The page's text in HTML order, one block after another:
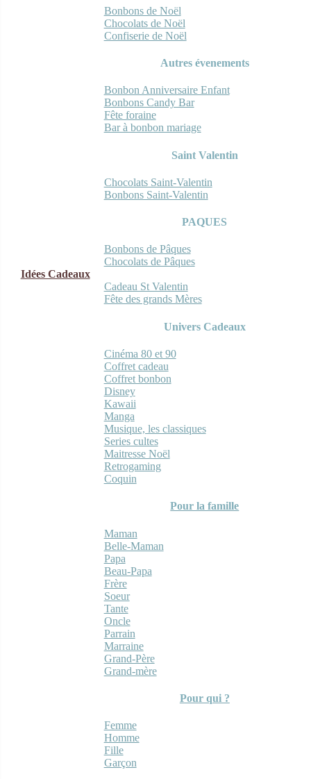
Bonbons de Noël
Chocolats de Noël
Confiserie de Noël
Autres évenements
Bonbon Anniversaire Enfant
Bonbons Candy Bar
Fête foraine
Bar à bonbon mariage
Saint Valentin
Chocolats Saint-Valentin
Bonbons Saint-Valentin
PAQUES
Bonbons de Pâques
Chocolats de Pâques
Idées Cadeaux
Cadeau St Valentin
Fête des grands Mères
Univers Cadeaux
Cinéma 80 et 90
Coffret cadeau
Coffret bonbon
Disney
Kawaii
Manga
Musique, les classiques
Series cultes
Maitresse Noël
Retrogaming
Coquin
Pour la famille
Maman
Belle-Maman
Papa
Beau-Papa
Frère
Soeur
Tante
Oncle
Parrain
Marraine
Grand-Père
Grand-mère
Pour qui ?
Femme
Homme
Fille
Garçon